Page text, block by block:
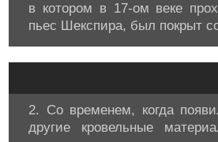
в котором в 17-ом веке
пьес Шекспира, был покрыт
2. Со временем, когда
другие кровельные